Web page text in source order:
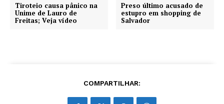
Tiroteio causa pânico na
Unime de Lauro de
Freitas; Veja vídeo
Preso último acusado de
estupro em shopping de
Salvador
COMPARTILHAR: